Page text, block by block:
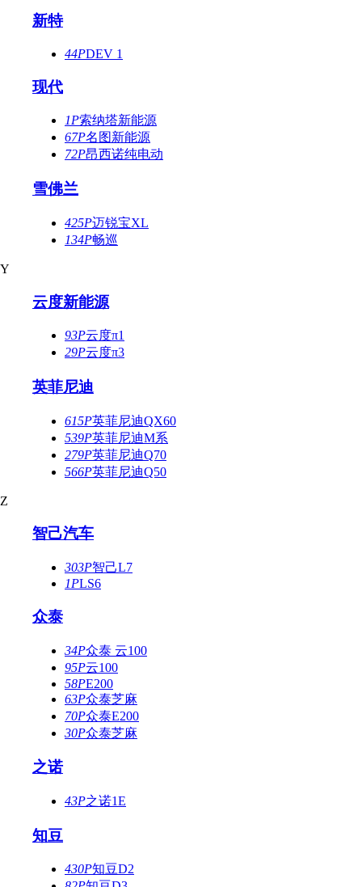
新特
44PDEV 1
现代
1P索纳塔新能源
67P名图新能源
72P昂西诺纯电动
雪佛兰
425P迈锐宝XL
134P畅巡
Y
云度新能源
93P云度π1
29P云度π3
英菲尼迪
615P英菲尼迪QX60
539P英菲尼迪M系
279P英菲尼迪Q70
566P英菲尼迪Q50
Z
智己汽车
303P智己L7
1PLS6
众泰
34P众泰 云100
95P云100
58PE200
63P众泰芝麻
70P众泰E200
30P众泰芝麻
之诺
43P之诺1E
知豆
430P知豆D2